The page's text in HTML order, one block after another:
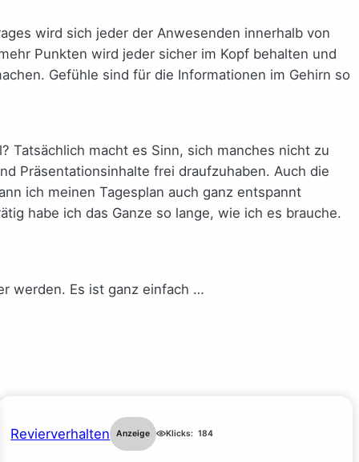
wird sich jeder der Anwesenden innerhalb von
Punkten wird jeder sicher im Kopf behalten und
Gefühle sind für die Informationen im Gehirn so
Tatsächlich macht es Sinn, sich manches nicht zu
Präsentationsinhalte frei draufzuhaben. Auch die
ich meinen Tagesplan auch ganz entspannt
habe ich das Ganze so lange, wie ich es brauche.
werden. Es ist ganz einfach …
Revierverhalten Anzeige Klicks: 184